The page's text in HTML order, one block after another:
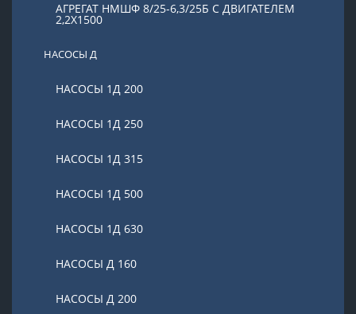
АГРЕГАТ НМШФ 8/25-6,3/25Б С ДВИГАТЕЛЕМ
2,2Х1500
НАСОСЫ Д
НАСОСЫ 1Д 200
НАСОСЫ 1Д 250
НАСОСЫ 1Д 315
НАСОСЫ 1Д 500
НАСОСЫ 1Д 630
НАСОСЫ Д 160
НАСОСЫ Д 200